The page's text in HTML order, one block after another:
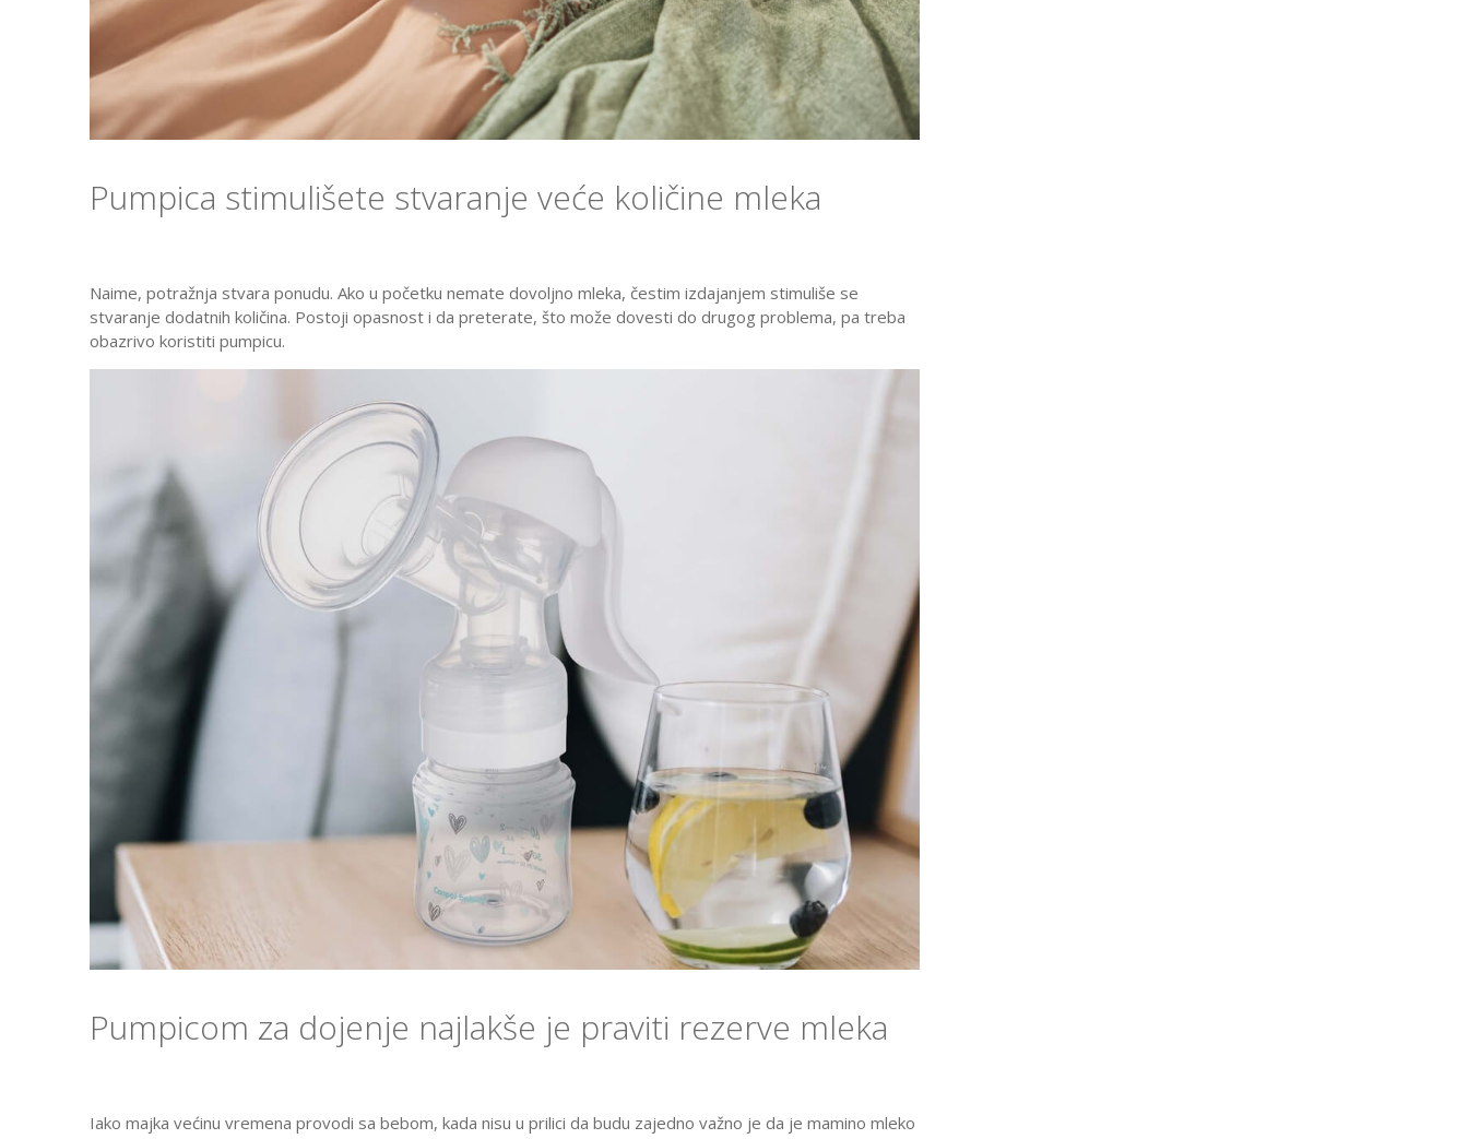
Pumpica stimulišete stvaranje veće količine mleka
Naime, potražnja stvara ponudu. Ako u početku nemate dovoljno mleka, čestim izdajanjem stimuliše se
stvaranje dodatnih količina. Postoji opasnost i da preterate, što može dovesti do drugog problema, pa treba
obazrivo koristiti pumpicu.
Pumpicom za dojenje najlakše je praviti rezerve mleka
Iako majka većinu vremena provodi sa bebom, kada nisu u prilici da budu zajedno važno je da je mamino mleko